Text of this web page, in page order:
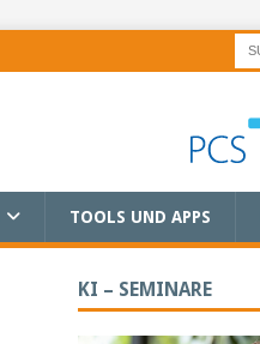
TOOLS UND APPS
KI – SEMINARE